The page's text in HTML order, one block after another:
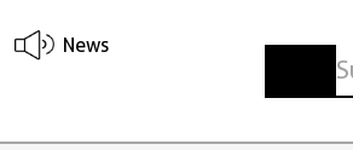
News